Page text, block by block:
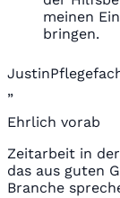
meinen
bringen.
Justin
„
Ehrlich vorab
Zeitarbeit in
das aus guten
Branche